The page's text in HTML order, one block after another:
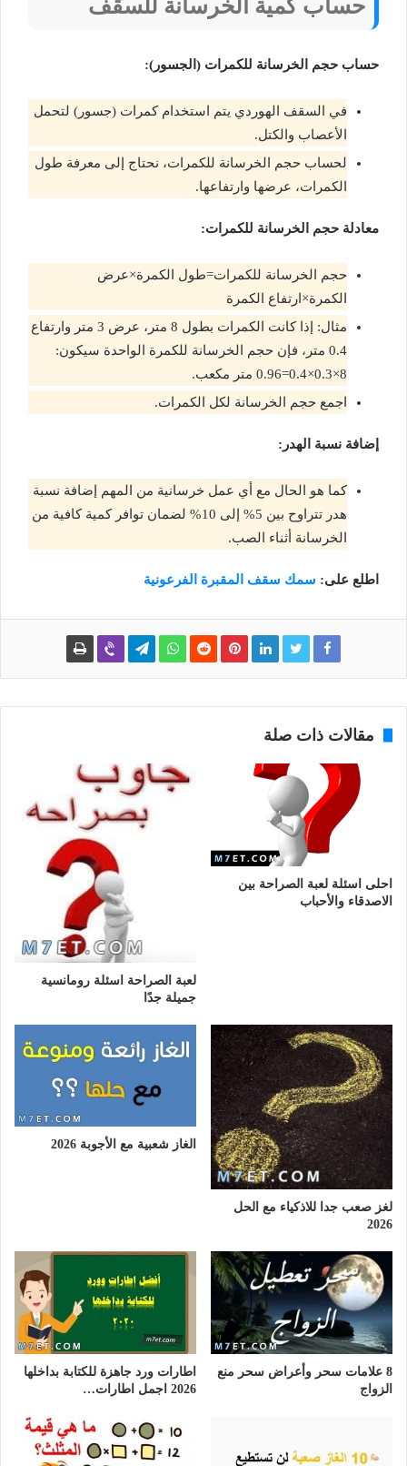
حساب كمية الخرسانة للسقف
حساب حجم الخرسانة للكمرات (الجسور):
في السقف الهوردي يتم استخدام كمرات (جسور) لتحمل
الأعصاب والكتل.
لحساب حجم الخرسانة للكمرات، نحتاج إلى معرفة طول
الكمرات، عرضها وارتفاعها.
معادلة حجم الخرسانة للكمرات:
حجم الخرسانة للكمرات=طول الكمرة×عرض
الكمرة×ارتفاع الكمرة
مثال: إذا كانت الكمرات بطول 8 متر، عرض 3 متر وارتفاع
0.4 متر، فإن حجم الخرسانة للكمرة الواحدة سيكون:
8×0.3×0.4=0.96 متر مكعب.
اجمع حجم الخرسانة لكل الكمرات.
إضافة نسبة الهدر:
كما هو الحال مع أي عمل خرسانية من المهم إضافة نسبة
هدر تتراوح بين 5% إلى 10% لضمان توافر كمية كافية من
الخرسانة أثناء الصب.
اطلع على: سمك سقف المقبرة الفرعونية
مقالات ذات صلة
احلى اسئلة لعبة الصراحة بين
الاصدقاء والأحباب
لعبة الصراحة اسئلة رومانسية
جميلة جدًا
لغز صعب جدا للاذكياء مع الحل
2026
الغاز شعبية مع الأجوبة 2026
8 علامات سحر وأعراض سحر منع
الزواج
اطارات ورد جاهزة للكتابة بداخلها
2026 اجمل اطارات…